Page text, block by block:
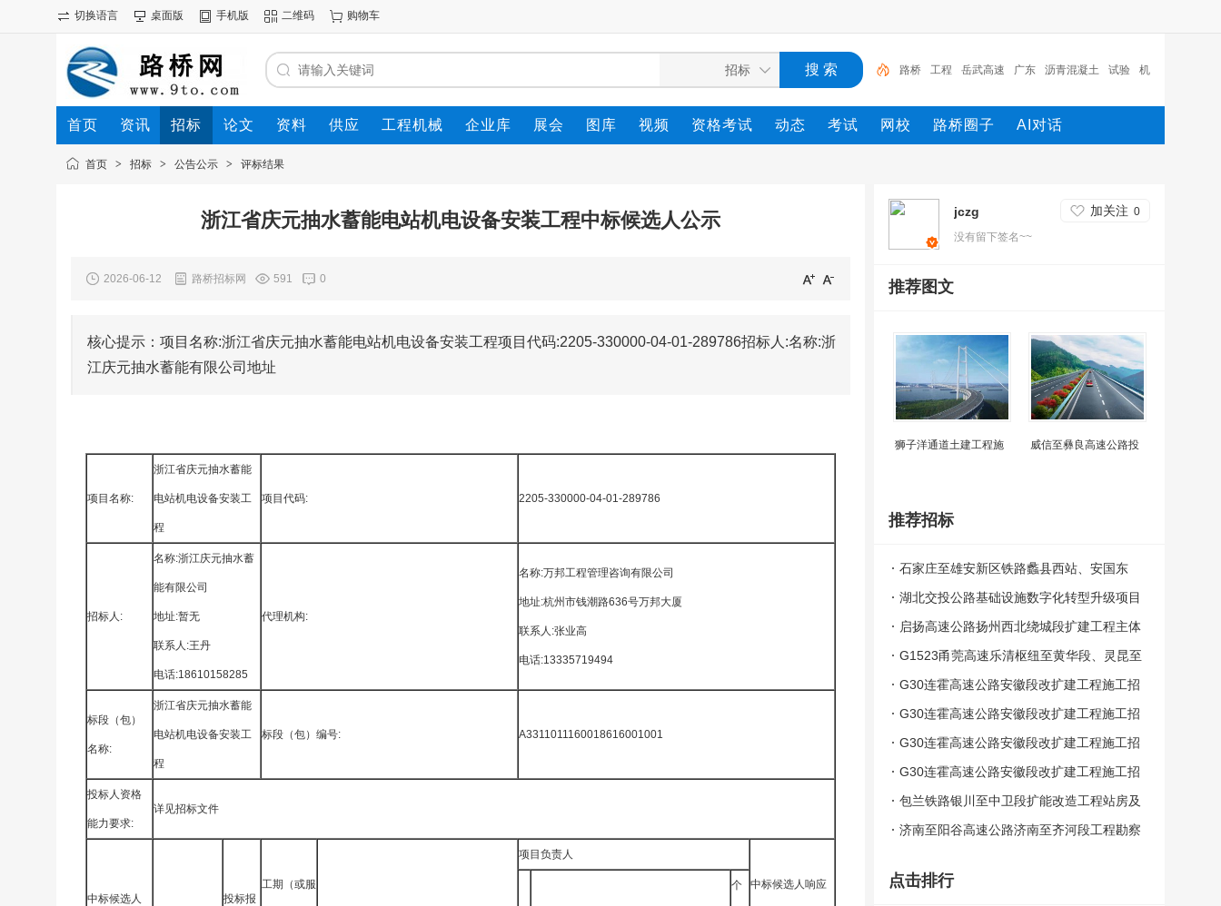
切换语言 桌面版 手机版 二维码 购物车
路桥 工程 岳武高速 广东 沥青混凝土 试验 机
械 发电机 施工 设计
首页 资讯 招标 论文 资料 供应 工程机械 企业库 展会 图库 视频 资格考试 动态 考试 网校 路桥圈子 AI对话
首页 > 招标 > 公告公示 > 评标结果
浙江省庆元抽水蓄能电站机电设备安装工程中标候选人公示
2026-06-12 路桥招标网 591 0
核心提示：项目名称:浙江省庆元抽水蓄能电站机电设备安装工程项目代码:2205-330000-04-01-289786招标人:名称:浙
江庆元抽水蓄能有限公司地址
项目名称:
浙江省庆元抽水蓄能
电站机电设备安装工
程
项目代码: 2205-330000-04-01-289786
招标人:
名称:浙江庆元抽水蓄
能有限公司
地址:暂无
联系人:王丹
电话:18610158285
代理机构:
名称:万邦工程管理咨询有限公司
地址:杭州市钱潮路636号万邦大厦
联系人:张业高
电话:13335719494
标段（包）
名称:
浙江省庆元抽水蓄能
电站机电设备安装工
程
标段（包）编号: A3311011160018616001001
投标人资格
能力要求:
详见招标文件
中标候选人 投标报
工期（或服
项目负责人
中标候选人响应
个
jczg 加关注 0
没有留下签名~~
推荐图文
狮子洋通道土建工程施 威信至彝良高速公路投
推荐招标
石家庄至雄安新区铁路蠡县西站、安国东
站、无极站站房及相关配套工程施工总价承
包中标候选人公示
湖北交投公路基础设施数字化转型升级项目
设计施工总承包评标结果公示
启扬高速公路扬州西北绕城段扩建工程主体
工程施工项目（第一批）中标候选人公示
G1523甬莞高速乐清枢纽至黄华段、灵昆至
苍南段安全韧性提升工程第SG01标段中标
候选人公示
G30连霍高速公路安徽段改扩建工程施工招
标LHTJ-04标段评标结果公示
G30连霍高速公路安徽段改扩建工程施工招
标LHTJ-03标段评标结果公示
G30连霍高速公路安徽段改扩建工程施工招
标LHTJ-02标段评标结果公示
G30连霍高速公路安徽段改扩建工程施工招
标LHTJ-01标段评标结果公示
包兰铁路银川至中卫段扩能改造工程站房及
相关工程YZZF－1、YZZF－2标段施工总
济南至阳谷高速公路济南至齐河段工程勘察
点击排行